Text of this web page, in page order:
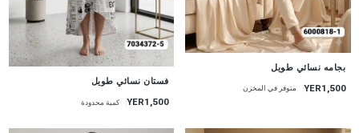
بجامه نسائي طويل
YER1,500 متوفر في المخزن
جديد
فستان نسائي طويل
YER1,500 كمية محدودة